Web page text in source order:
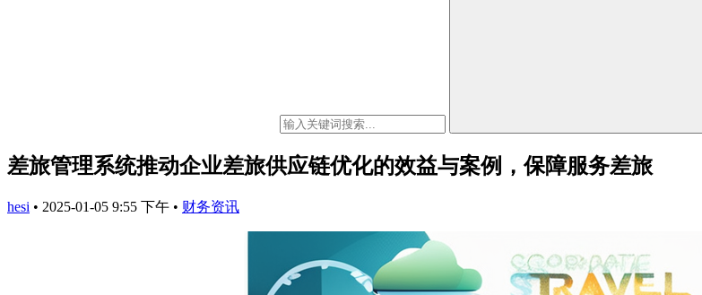
差旅管理系统推动企业差旅供应链优化的效益与案例，保障服务差旅
hesi • 2025-01-05 9:55 下午 • 财务资讯